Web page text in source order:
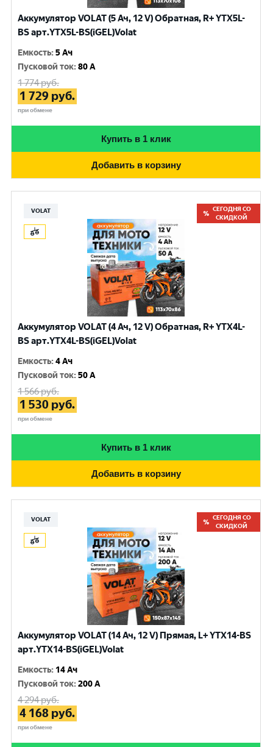
Аккумулятор VOLAT (5 Ач, 12 V) Обратная, R+ YTX5L-
BS арт.YTX5L-BS(iGEL)Volat
Емкость:5 Ач
Пусковой ток:80 A
1 774руб.
1 729 руб.
при обмене
Купить в 1 клик
Добавить в корзину
VOLAT
СЕГОДНЯ СО
СКИДКОЙ
Аккумулятор VOLAT (4 Ач, 12 V) Обратная, R+ YTX4L-
BS арт.YTX4L-BS(iGEL)Volat
Емкость:4 Ач
Пусковой ток:50 A
1 566руб.
1 530 руб.
при обмене
Купить в 1 клик
Добавить в корзину
VOLAT
СЕГОДНЯ СО
СКИДКОЙ
Аккумулятор VOLAT (14 Ач, 12 V) Прямая, L+ YTX14-BS
арт.YTX14-BS(iGEL)Volat
Емкость: 14 Ач
Пусковой ток:200 A
4 294руб.
4 168 руб.
при обмене